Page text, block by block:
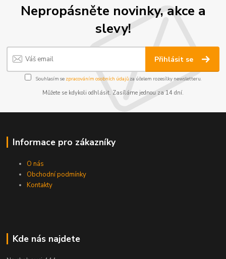
Nepropásněte novinky, akce a
slevy!
Přihlásit se
Souhlasím se zpracováním osobních údajůza účelem rozesílky newsletteru.
Můžete se kdykoli odhlásit. Zasíláme jednou za 14 dní.
Informace pro zákazníky
O nás
Obchodní podmínky
Kontakty
Kde nás najdete